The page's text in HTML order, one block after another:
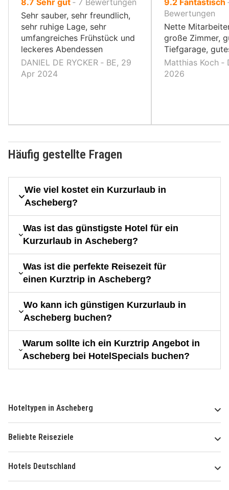
8.7
10,
Sehr gut ‐ 7 Bewertungen
Sehr sauber, sehr freundlich,
sehr ruhige Lage, sehr
umfangreiches Frühstück und
leckeres Abendessen
DANIEL DE RYCKER ‐ BE, 29
Apr 2024
9.2
10,
Fantastisch
Bewertungen
Nette
große Zimmer,
Tiefgarage,
Matthias Koch ‐
2026
Häufig gestellte Fragen
Wie viel kostet ein Kurzurlaub in
Ascheberg?
Was ist das günstigste Hotel für ein
Kurzurlaub in Ascheberg?
Was ist die perfekte Reisezeit für
einen Kurztrip in Ascheberg?
Wo kann ich günstigen Kurzurlaub in
Ascheberg buchen?
Warum sollte ich ein Kurztrip Angebot in
Ascheberg bei HotelSpecials buchen?
Hoteltypen in Ascheberg
Beliebte Reiseziele
Hotels Deutschland